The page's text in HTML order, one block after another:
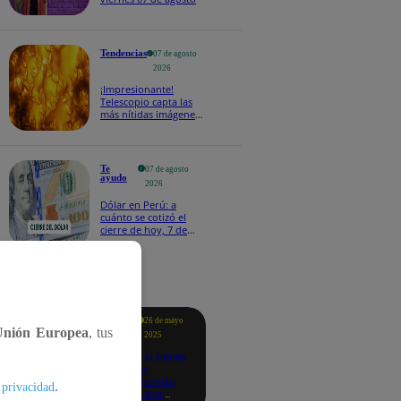
Tendencias
07 de agosto
2026
¡Impresionante!
Telescopio capta las
más nítidas imágenes
Te
ayudo
07 de agosto
2026
Dólar en Perú: a
cuánto se cotizó el
cierre de hoy, 7 de
agosto de 2026
ayudo
26 de mayo
2025
Revisa si tienes
deudas
consultando
con tu DNI:
Europea, tus
.